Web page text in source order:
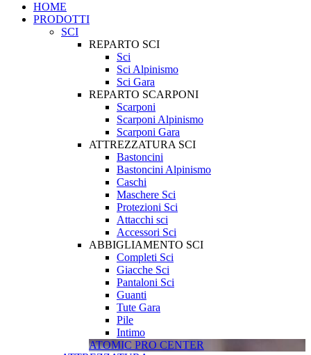
HOME
PRODOTTI
SCI
REPARTO SCI
Sci
Sci Alpinismo
Sci Gara
REPARTO SCARPONI
Scarponi
Scarponi Alpinismo
Scarponi Gara
ATTREZZATURA SCI
Bastoncini
Bastoncini Alpinismo
Caschi
Maschere Sci
Protezioni Sci
Attacchi sci
Accessori Sci
ABBIGLIAMENTO SCI
Completi Sci
Giacche Sci
Pantaloni Sci
Guanti
Tute Gara
Pile
Intimo
ATOMIC PRO CENTER